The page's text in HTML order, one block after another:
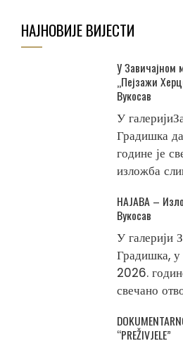
НАЈНОВИЈЕ ВИЈЕСТИ
У Завичајном
„Пејзажи
Вукосав
У
Градишка
године је
изложба
НАЈАВА –
Вукосав
У галерији
Градишка, у
2026.
свечано
“PREŽIVJELE”